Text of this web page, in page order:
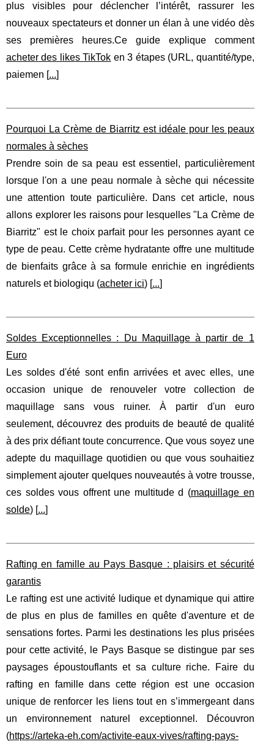
plus visibles pour déclencher l’intérêt, rassurer les
nouveaux spectateurs et donner un élan à une vidéo dès
ses premières heures.Ce guide explique comment
acheter des likes TikTok en 3 étapes (URL, quantité/type,
paiemen [...]
Pourquoi La Crème de Biarritz est idéale pour les peaux
normales à sèches
Prendre soin de sa peau est essentiel, particulièrement
lorsque l'on a une peau normale à sèche qui nécessite
une attention toute particulière. Dans cet article, nous
allons explorer les raisons pour lesquelles "La Crème de
Biarritz" est le choix parfait pour les personnes ayant ce
type de peau. Cette crème hydratante offre une multitude
de bienfaits grâce à sa formule enrichie en ingrédients
naturels et biologiqu (acheter ici) [...]
Soldes Exceptionnelles : Du Maquillage à partir de 1
Euro
Les soldes d'été sont enfin arrivées et avec elles, une
occasion unique de renouveler votre collection de
maquillage sans vous ruiner. À partir d'un euro
seulement, découvrez des produits de beauté de qualité
à des prix défiant toute concurrence. Que vous soyez une
adepte du maquillage quotidien ou que vous souhaitiez
simplement ajouter quelques nouveautés à votre trousse,
ces soldes vous offrent une multitude d (maquillage en
solde) [...]
Rafting en famille au Pays Basque : plaisirs et sécurité
garantis
Le rafting est une activité ludique et dynamique qui attire
de plus en plus de familles en quête d'aventure et de
sensations fortes. Parmi les destinations les plus prisées
pour cette activité, le Pays Basque se distingue par ses
paysages époustouflants et sa culture riche. Faire du
rafting en famille dans cette région est une occasion
unique de renforcer les liens tout en s’immergeant dans
un environnement naturel exceptionnel. Découvron
(https://arteka-eh.com/activite-eaux-vives/rafting-pays-